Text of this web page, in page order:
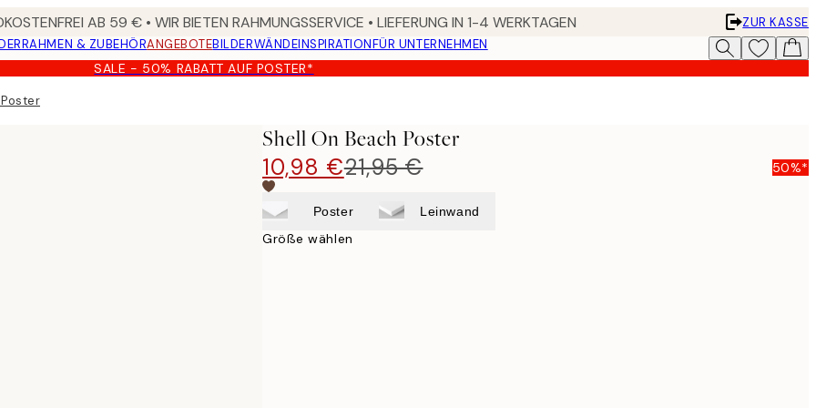
AB 59 € • WIR BIETEN RAHMUNGSSERVICE • LIEFERUNG IN 1-4 WERKTAGEN
ZUR KASSE
RAHMEN & ZUBEHÖRANGEBOTEBILDERWÄNDEINSPIRATIONFÜR UNTERNEHMEN
SALE - 50% RABATT AUF POSTER*
Shell On Beach Poster
10,98 €21,95 € 50%*
Poster Leinwand
Größe wählen